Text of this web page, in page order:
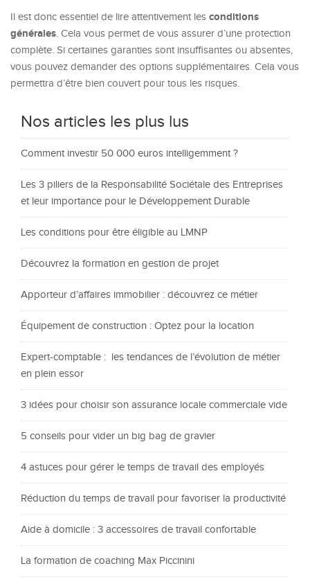
Il est donc essentiel de lire attentivement les conditions
générales. Cela vous permet de vous assurer d’une protection
complète. Si certaines garanties sont insuffisantes ou absentes,
vous pouvez demander des options supplémentaires. Cela vous
permettra d’être bien couvert pour tous les risques.
Nos articles les plus lus
Comment investir 50 000 euros intelligemment ?
Les 3 piliers de la Responsabilité Sociétale des Entreprises
et leur importance pour le Développement Durable
Les conditions pour être éligible au LMNP
Découvrez la formation en gestion de projet
Apporteur d’affaires immobilier : découvrez ce métier
Équipement de construction : Optez pour la location
Expert-comptable : les tendances de l’évolution de métier
en plein essor
3 idées pour choisir son assurance locale commerciale vide
5 conseils pour vider un big bag de gravier
4 astuces pour gérer le temps de travail des employés
Réduction du temps de travail pour favoriser la productivité
Aide à domicile : 3 accessoires de travail confortable
La formation de coaching Max Piccinini